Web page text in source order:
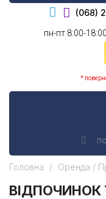
(068)
пн-пт 8:00-18:00
*
Головна Оренда /
ВІДПОЧИНОК